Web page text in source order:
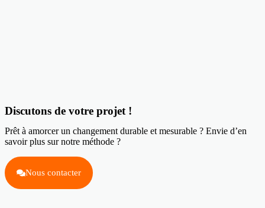
Discutons de votre projet !
Prêt à amorcer un changement durable et mesurable ? Envie d’en
savoir plus sur notre méthode ?
Nous contacter